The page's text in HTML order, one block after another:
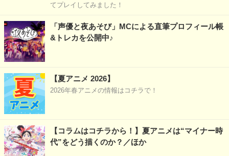
てプレイしてみました！
「声優と夜あそび」MCによる直筆プロフィール帳
&トレカを公開中♪
【夏アニメ 2026】
2026年春アニメの情報はコチラで！
【コラムはコチラから！】夏アニメは“マイナー時
代”をどう描くのか？／ほか